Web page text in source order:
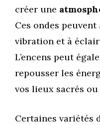
créer une
Ces ondes
vibration et à
L’encens peut
repousser les
vos lieux sacrés
Certaines variétés